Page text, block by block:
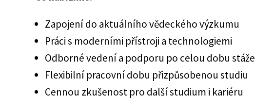
Zapojení do aktuálního vědeckého výzkumu
Práci s moderními přístroji a technologiemi
Odborné vedení a podporu po celou dobu stáže
Flexibilní pracovní dobu přizpůsobenou studiu
Cennou zkušenost pro další studium i kariéru